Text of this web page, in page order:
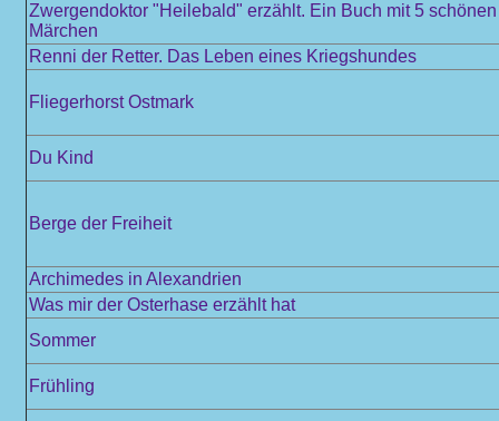
Zwergendoktor "Heilebald" erzählt. Ein Buch mit 5
Märchen
Renni der Retter. Das Leben eines Kriegshundes
Fliegerhorst Ostmark
Du Kind
Berge der Freiheit
Archimedes in Alexandrien
Was mir der Osterhase erzählt hat
Sommer
Frühling